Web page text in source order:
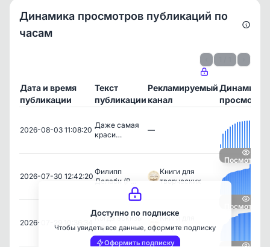
Динамика просмотров публикаций по
часам
Дата и время
публикации
Текст
публикации
Рекламируемый
канал
Динамика
2026-08-03 11:08:20
Даже самая
краси…
—
Посмотреть
2026-07-30 12:42:20
Филипп
Делаби (P…
Книги для
творческих
Посмотреть
2026-07-29 10:36:34
Когда эскизы
к ф…
Книги для
творческих
Доступно по подписке
Чтобы увидеть все данные, оформите подписку
Оформить подписку